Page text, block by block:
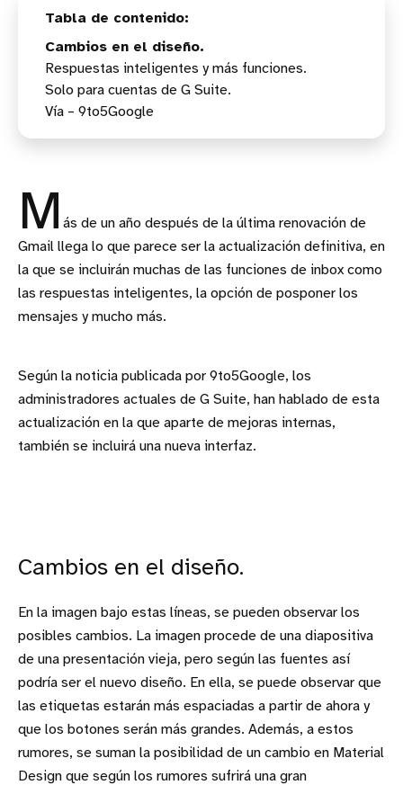
Cambios en el diseño.
Respuestas inteligentes y más funciones.
Solo para cuentas de G Suite.
Vía – 9to5Google
M ás de un año después de la última renovación de
Gmail llega lo que parece ser la actualización definitiva, en
la que se incluirán muchas de las funciones de inbox como
las respuestas inteligentes, la opción de posponer los
mensajes y mucho más.
Según la noticia publicada por 9to5Google, los
administradores actuales de G Suite, han hablado de esta
actualización en la que aparte de mejoras internas,
también se incluirá una nueva interfaz.
Cambios en el diseño.
En la imagen bajo estas líneas, se pueden observar los
posibles cambios. La imagen procede de una diapositiva
de una presentación vieja, pero según las fuentes así
podría ser el nuevo diseño. En ella, se puede observar que
las etiquetas estarán más espaciadas a partir de ahora y
que los botones serán más grandes. Además, a estos
rumores, se suman la posibilidad de un cambio en Material
Design que según los rumores sufrirá una gran